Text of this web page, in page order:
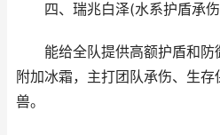
四、瑞兆白泽(水系护盾承伤
能给全队提供高额护盾和防
附加冰霜，主打团队承伤、生
兽。